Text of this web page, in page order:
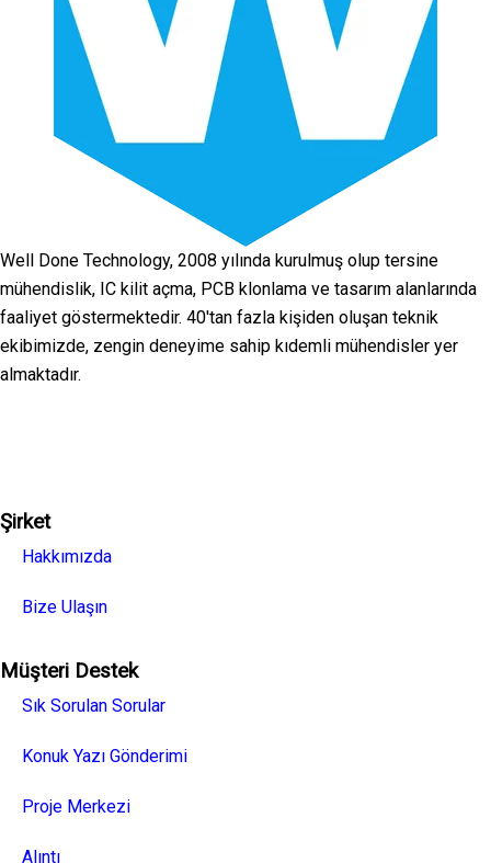
Well Done Technology, 2008 yılında kurulmuş olup tersine
mühendislik, IC kilit açma, PCB klonlama ve tasarım alanlarında
faaliyet göstermektedir. 40'tan fazla kişiden oluşan teknik
ekibimizde, zengin deneyime sahip kıdemli mühendisler yer
almaktadır.
Şirket
Hakkımızda
Bize Ulaşın
Müşteri Destek
Sık Sorulan Sorular
Konuk Yazı Gönderimi
Proje Merkezi
Alıntı